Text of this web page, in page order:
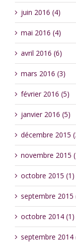
juin 2016 (4)
mai 2016 (4)
avril 2016 (6)
mars 2016 (3)
février 2016 (5)
janvier 2016 (5)
décembre 2015
novembre 2015
octobre 2015 (1)
septembre 2015
octobre 2014 (1)
septembre 2014